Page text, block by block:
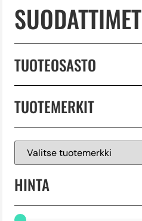
SUODATTIMET
TUOTEOSASTO
TUOTEMERKIT
HINTA